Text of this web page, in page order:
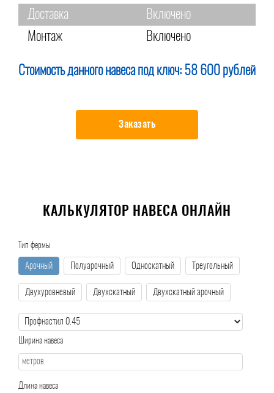
Доставка
Включено
Монтаж
Включено
Стоимость данного навеса под ключ: 58 600 рублей
Заказать
КАЛЬКУЛЯТОР НАВЕСА ОНЛАЙН
Тип фермы
Арочный Полуарочный Односкатный Треугольный
Двухуровневый Двухскатный Двухскатный арочный
Ширина навеса
Длина навеса